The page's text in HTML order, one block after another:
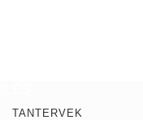
TANTERVEK